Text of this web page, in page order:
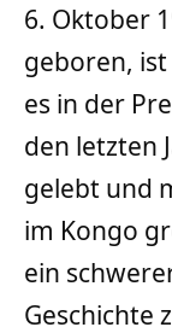
6. Oktober
geboren, ist
es in der
den letzten
gelebt und
im Kongo
ein
Geschichte